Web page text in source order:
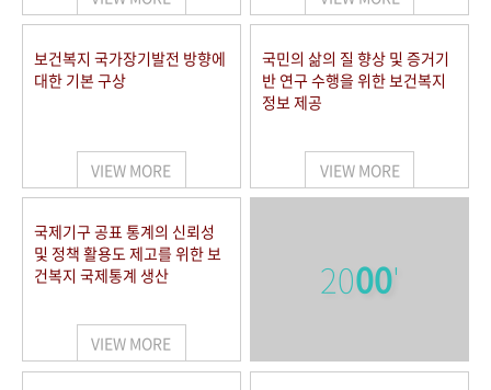
보건복지 국가장기발전 방향에
대한 기본 구상
VIEW MORE
국민의 삶의 질 향상 및 증거기
반 연구 수행을 위한 보건복지
정보 제공
VIEW MORE
국제기구 공표 통계의 신뢰성
및 정책 활용도 제고를 위한 보
건복지 국제통계 생산
VIEW MORE
2000'